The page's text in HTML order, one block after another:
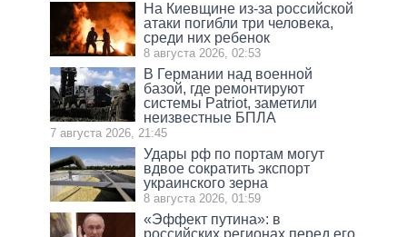
На Киевщине из-за российской
атаки погибли три человека,
среди них ребенок
8 августа 2026, 02:53
В Германии над военной
базой, где ремонтируют
системы Patriot, заметили
неизвестные БПЛА
7 августа 2026, 21:45
Удары рф по портам могут
вдвое сократить экспорт
украинского зерна
8 августа 2026, 01:59
«Эффект путина»: в
российских регионах перед его